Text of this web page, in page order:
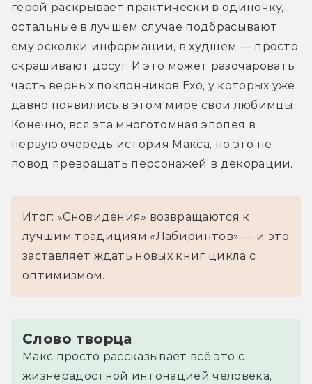
герой раскрывает практически в одиночку,
остальные в лучшем случае подбрасывают
ему осколки информации, в худшем — просто
скрашивают досуг. И это может разочаровать
часть верных поклонников Ехо, у которых уже
давно появились в этом мире свои любимцы.
Конечно, вся эта многотомная эпопея в
первую очередь история Макса, но это не
повод превращать персонажей в декорации.
Итог: «Сновидения» возвращаются к
лучшим традициям «Лабиринтов» — и это
заставляет ждать новых книг цикла с
оптимизмом.
Слово творца
Макс просто рассказывает всё это с
жизнерадостной интонацией человека,